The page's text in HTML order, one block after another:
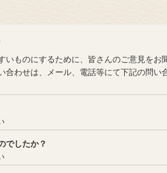
ものにするために、皆さんのご意見をお
わせは、メール、電話等にて下記の問い
でしたか？